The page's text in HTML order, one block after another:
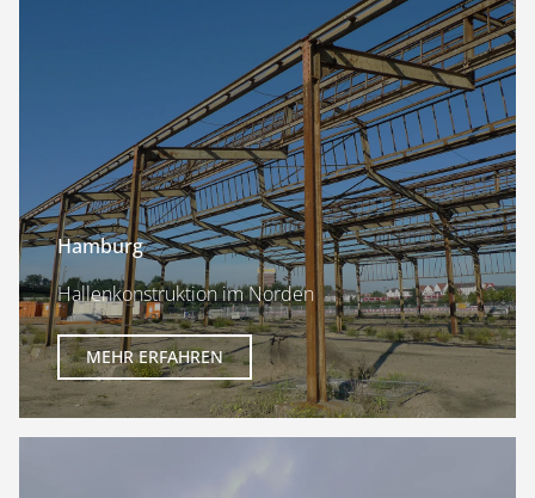
Hamburg
Hallenkonstruktion im Norden
MEHR ERFAHREN